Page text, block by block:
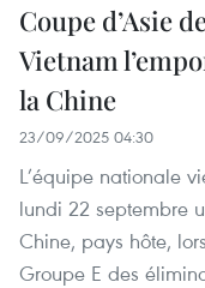
Coupe d’Asie
Vietnam
la Chine
23/09/2025 04:30
L’équipe nationale
lundi 22 septembre
Chine, pays hôte,
Groupe E des